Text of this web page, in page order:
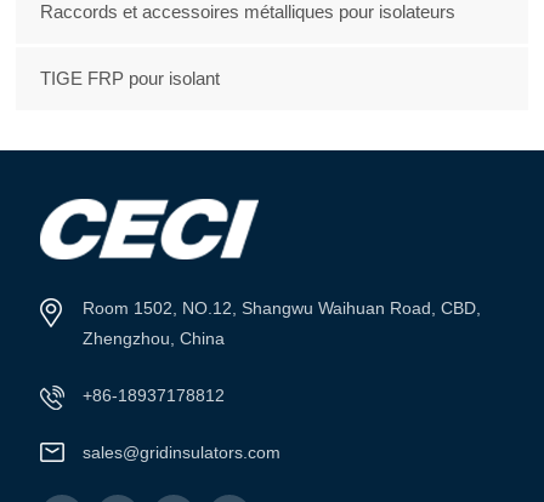
Raccords et accessoires métalliques pour isolateurs
TIGE FRP pour isolant
Room 1502, NO.12, Shangwu Waihuan Road, CBD,
Zhengzhou, China
+86-18937178812
sales@gridinsulators.com